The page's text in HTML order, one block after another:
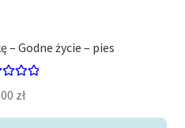
– Godne życie – pies
zł